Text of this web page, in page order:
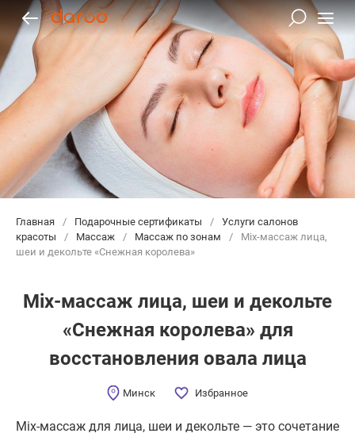
Главная / Подарочные сертификаты /
Услуги салонов
красоты
/ Массаж / Массаж по зонам /
Mix-массаж лица,
шеи и декольте «Снежная королева»
Mix-массаж лица, шеи и декольте
«Снежная королева» для
восстановления овала лица
Минск Избранное
Mix-массаж для лица, шеи и декольте — это сочетание